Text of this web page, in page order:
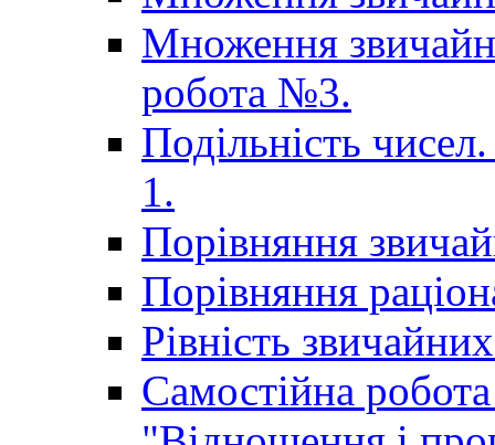
Множення
робота №3.
Подільність
1.
Порівняння
Порівняння
Рівність
Самостійна